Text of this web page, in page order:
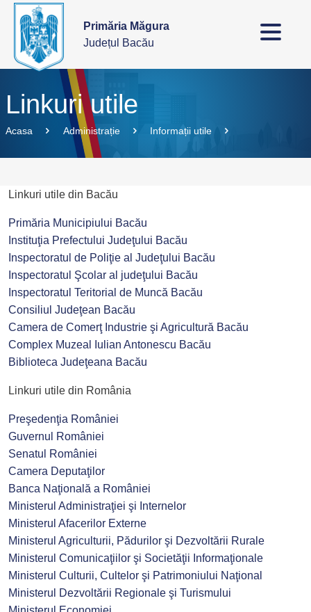
Primăria Măgura
Județul Bacău
Linkuri utile
Acasa Administrație Informații utile
Linkuri utile din Bacău
Primăria Municipiului Bacău
Instituţia Prefectului Judeţului Bacău
Inspectoratul de Poliţie al Judeţului Bacău
Inspectoratul Şcolar al judeţului Bacău
Inspectoratul Teritorial de Muncă Bacău
Consiliul Judeţean Bacău
Camera de Comerţ Industrie şi Agricultură Bacău
Complex Muzeal Iulian Antonescu Bacău
Biblioteca Judeţeana Bacău
Linkuri utile din România
Preşedenţia României
Guvernul României
Senatul României
Camera Deputaţilor
Banca Naţională a României
Ministerul Administraţiei şi Internelor
Ministerul Afacerilor Externe
Ministerul Agriculturii, Pădurilor şi Dezvoltării Rurale
Ministerul Comunicaţiilor şi Societăţii Informaţionale
Ministerul Culturii, Cultelor şi Patrimoniului Naţional
Ministerul Dezvoltării Regionale şi Turismului